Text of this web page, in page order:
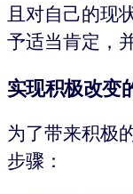
且对自己的现
予适当肯定，
实现积极改变
为了带来积极
步骤：